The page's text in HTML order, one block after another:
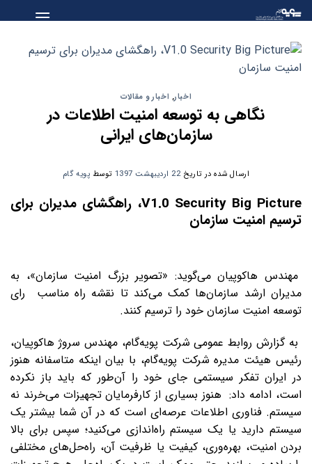
Skip
to
content
اخبار, اخبار و مقالات
نگاهی به توسعه امنیت اطلاعات در
سازمان‌های ایرانی
ارسال شده در تاریخ22 اردیبهشت 1397 توسط پویه گام
V1.0 Security Big Picture، راهگشای مدیران برای
ترسیم امنیت سازمان
مهندس هاکوپیان می‌گوید: «تصویر بزرگ امنیت سازمان»، به
مدیران ارشد سازمان‌ها کمک می‌کند تا نقشه راه مناسب رای
توسعه امنیت سازمان خود را ترسیم کنند.
به گزارش روابط عمومی شرکت پویه‌گام، مهندس سروژ هاکوپیان،
رئیس هیئت‌ مدیره شرکت پویه‌گام، با بیان اینکه متاسفانه هنوز
در ایران تفکر سیستمی جای خود را آن‌طور که باید باز نکرده‌
است، ادامه داد: هنوز بسیاری از کارفرمایان تجهیزات می‌خرند نه
سیستم. فناوری اطلاعات عرصه‌ای است که در آن شما بیشتر یک
سیستم دارید یا یک سیستم راه‌اندازی می‌کنید؛ سپس برای بالا
بردن امنیت، بهره‌وری، کیفیت یا ظرفیت آن، راه‌حل‌های مختلفی